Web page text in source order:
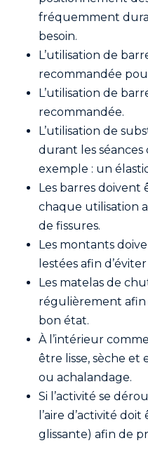
fréquemment
besoin.
L’utilisation de
recommandée
L’utilisation de
recommandée.
L’utilisation de
durant les
exemple : un
Les barres doivent
chaque utilisation
de fissures.
Les montants
lestées afin
Les matelas de
régulièrement afin
bon état.
À l’intérieur
être lisse, sèche
ou achalandage.
Si l’activité se
l’aire d’activité
glissante) afin de